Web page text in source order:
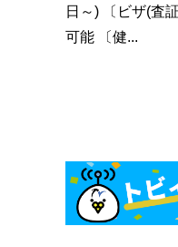
日～) 〔ビザ(査
可能 〔健...